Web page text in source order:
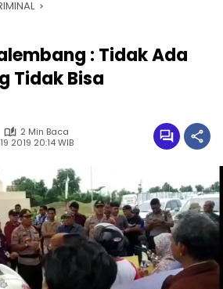
: Tidak Ada
Tidak Bisa
2 Min Baca
2019 20:14 WIB